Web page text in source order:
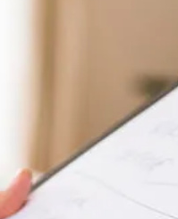
Taboão da SerraEmbu das